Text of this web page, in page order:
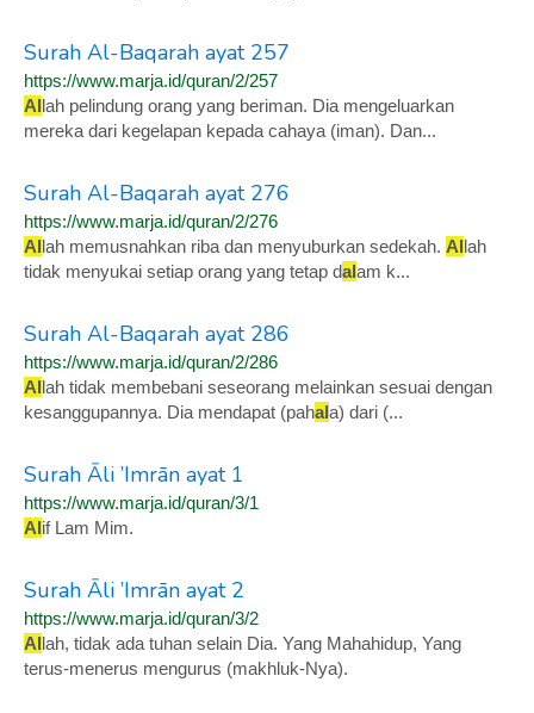
Surah Al-Baqarah ayat 257
https://www.marja.id/quran/2/257
Allah pelindung orang yang beriman. Dia mengeluarkan
mereka dari kegelapan kepada cahaya (iman). Dan...
Surah Al-Baqarah ayat 276
https://www.marja.id/quran/2/276
Allah memusnahkan riba dan menyuburkan sedekah. Allah
tidak menyukai setiap orang yang tetap dalam k...
Surah Al-Baqarah ayat 286
https://www.marja.id/quran/2/286
Allah tidak membebani seseorang melainkan sesuai dengan
kesanggupannya. Dia mendapat (pahala) dari (...
Surah Āli ’Imrān ayat 1
https://www.marja.id/quran/3/1
Alif Lam Mim.
Surah Āli ’Imrān ayat 2
https://www.marja.id/quran/3/2
Allah, tidak ada tuhan selain Dia. Yang Mahahidup, Yang
terus-menerus mengurus (makhluk-Nya).